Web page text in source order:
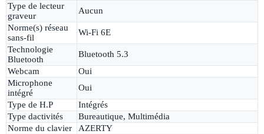
Type de lecteur
graveur
Aucun
Norme(s) réseau
sans-fil
Wi-Fi 6E
Technologie
Bluetooth
Bluetooth 5.3
Webcam
Oui
Microphone
intégré
Oui
Type de H.P
Intégrés
Type dactivités
Bureautique, Multimédia
Norme du clavier
AZERTY